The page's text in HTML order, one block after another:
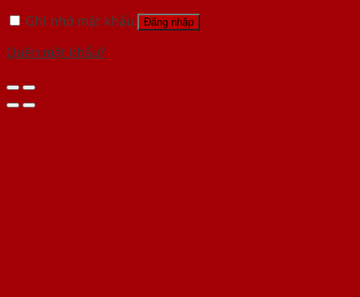
Ghi nhớ mật khẩu
Đăng nhập
Quên mật khẩu?